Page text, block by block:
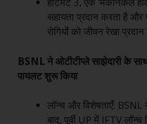
सहायता प्रदान करता है और
रोगियों को जीवन रेखा
BSNL ने ओटीटीप्ले साझेदारी के
पायलट शुरू किया
लॉन्च और विशेषताएँ:
बाद, पूर्वी UP में IFTV